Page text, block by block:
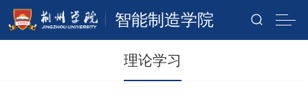
智能制造学院
理论学习